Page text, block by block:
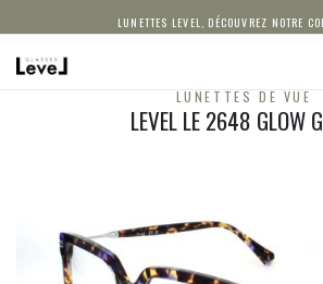
LUNETTES LEVEL, DÉCOUVREZ NOTRE
LUNETTES DE VUE
LEVEL LE 2648 GLOW